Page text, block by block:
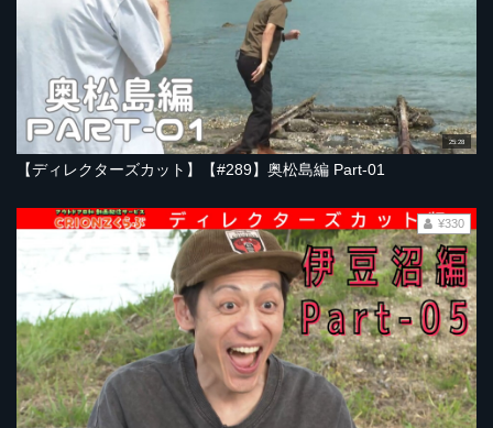
25:28
【ディレクターズカット】【#289】奥松島編 Part-01
¥330